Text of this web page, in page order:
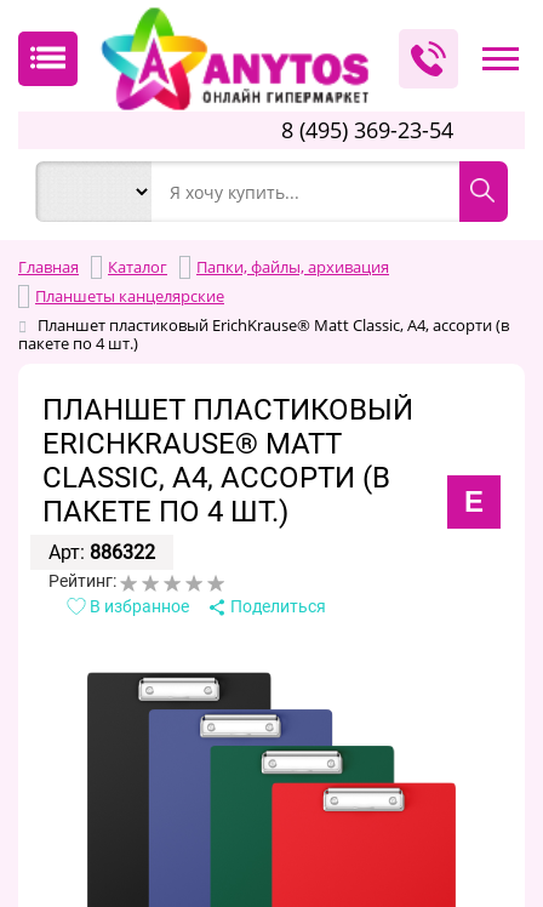
8 (495) 369-23-54
Главная Каталог
Папки, файлы, архивация
Планшеты канцелярские
Планшет пластиковый ErichKrause® Matt Classic, А4, ассорти (в
пакете по 4 шт.)
ПЛАНШЕТ ПЛАСТИКОВЫЙ
ERICHKRAUSE® MATT
CLASSIC, А4, АССОРТИ (В
ПАКЕТЕ ПО 4 ШТ.)
E
Арт: 886322
Рейтинг:
В избранное
Поделиться